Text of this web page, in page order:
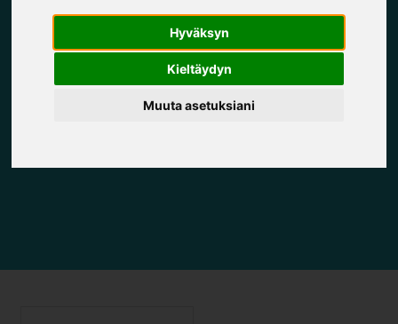
Hyväksyn
Kieltäydyn
Muuta asetuksiani
YKSIJALKAISET